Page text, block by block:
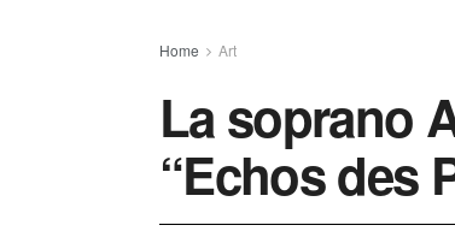
Home Art
La soprano
“Echos des